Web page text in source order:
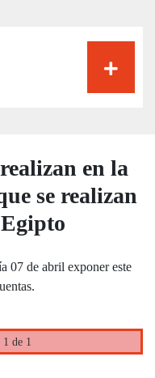
en la
se realizan
07 de abril exponer este
de 1